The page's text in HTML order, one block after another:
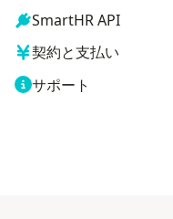
SmartHR API
契約と支払い
サポート